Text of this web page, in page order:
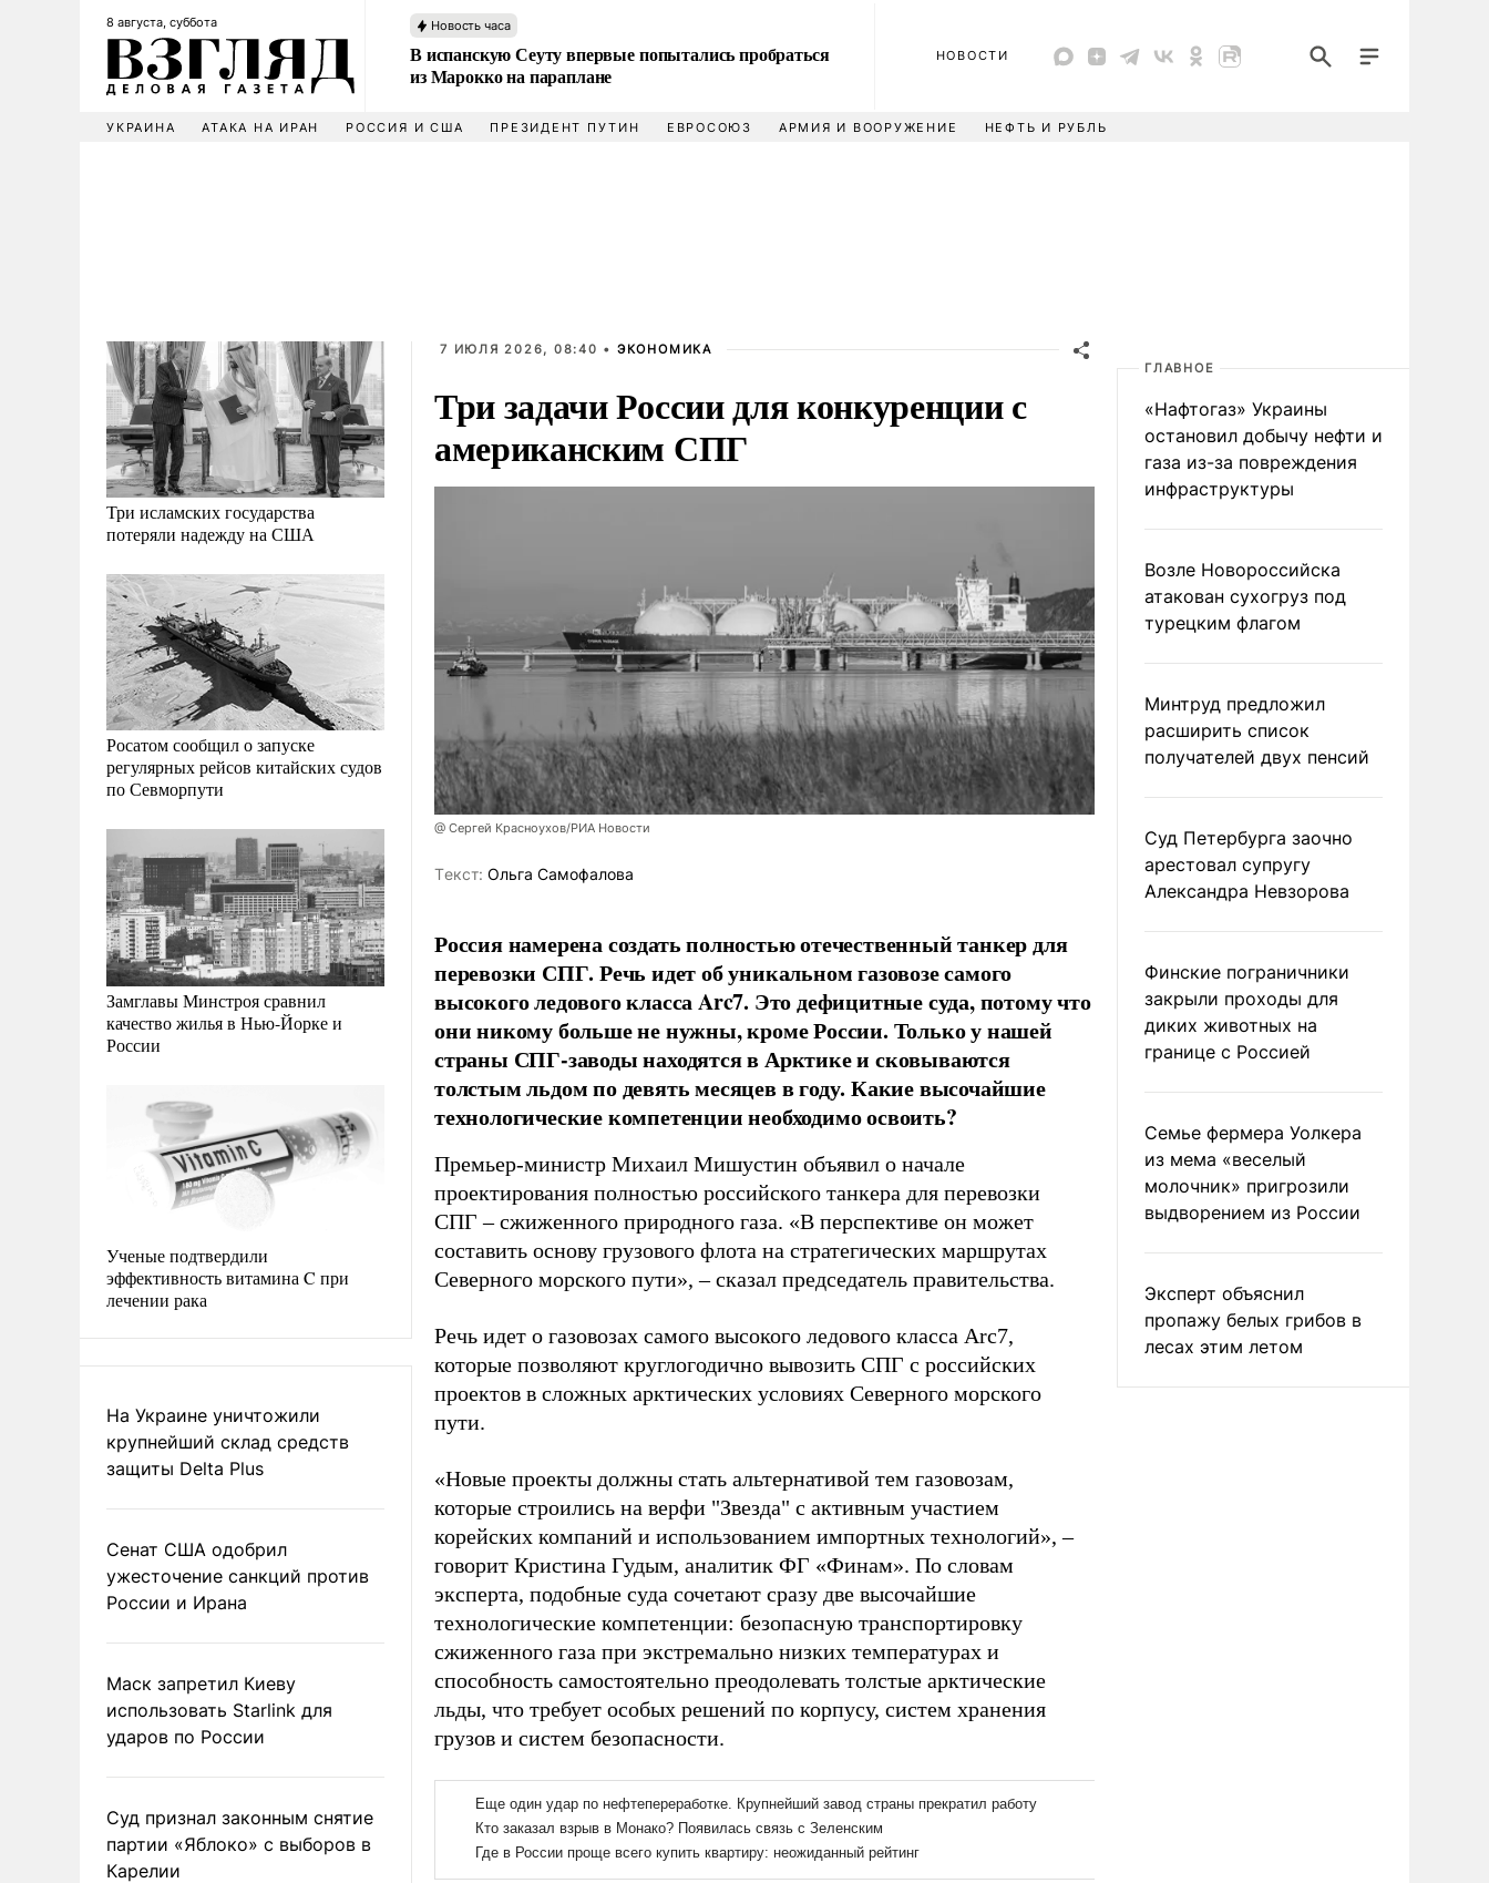
8 августа, суббота Новость часа
В испанскую Сеуту впервые попытались пробраться
из Марокко на параплане
НОВОСТИ
УКРАИНА АТАКА НА ИРАН РОССИЯ И США ПРЕЗИДЕНТ ПУТИН ЕВРОСОЮЗ АРМИЯ И ВООРУЖЕНИЕ НЕФТЬ И РУБЛЬ
Три исламских государства
потеряли надежду на США
Росатом сообщил о запуске
регулярных рейсов китайских судов
по Севморпути
Замглавы Минстроя сравнил
качество жилья в Нью-Йорке и
России
Ученые подтвердили
эффективность витамина C при
лечении рака
На Украине уничтожили
крупнейший склад средств
защиты Delta Plus
Сенат США одобрил
ужесточение санкций против
России и Ирана
Маск запретил Киеву
использовать Starlink для
ударов по России
Суд признал законным снятие
партии «Яблоко» с выборов в
Карелии
7 ИЮЛЯ 2026, 08:40 • ЭКОНОМИКА
Три задачи России для конкуренции с
американским СПГ
@ Сергей Красноухов/РИА Новости
Tекст: Ольга Самофалова
Россия намерена создать полностью отечественный танкер для
перевозки СПГ. Речь идет об уникальном газовозе самого
высокого ледового класса Arc7. Это дефицитные суда, потому что
они никому больше не нужны, кроме России. Только у нашей
страны СПГ-заводы находятся в Арктике и сковываются
толстым льдом по девять месяцев в году. Какие высочайшие
технологические компетенции необходимо освоить?
Премьер-министр Михаил Мишустин объявил о начале
проектирования полностью российского танкера для перевозки
СПГ – сжиженного природного газа. «В перспективе он может
составить основу грузового флота на стратегических маршрутах
Северного морского пути», – сказал председатель правительства.
Речь идет о газовозах самого высокого ледового класса Arc7,
которые позволяют круглогодично вывозить СПГ с российских
проектов в сложных арктических условиях Северного морского
пути.
«Новые проекты должны стать альтернативой тем газовозам,
которые строились на верфи "Звезда" с активным участием
корейских компаний и использованием импортных технологий», –
говорит Кристина Гудым, аналитик ФГ «Финам». По словам
эксперта, подобные суда сочетают сразу две высочайшие
технологические компетенции: безопасную транспортировку
сжиженного газа при экстремально низких температурах и
способность самостоятельно преодолевать толстые арктические
льды, что требует особых решений по корпусу, систем хранения
грузов и систем безопасности.
ГЛАВНОЕ
«Нафтогаз» Украины
остановил добычу нефти и
газа из-за повреждения
инфраструктуры
Возле Новороссийска
атакован сухогруз под
турецким флагом
Минтруд предложил
расширить список
получателей двух пенсий
Суд Петербурга заочно
арестовал супругу
Александра Невзорова
Финские пограничники
закрыли проходы для
диких животных на
границе с Россией
Семье фермера Уолкера
из мема «веселый
молочник» пригрозили
выдворением из России
Эксперт объяснил
пропажу белых грибов в
лесах этим летом